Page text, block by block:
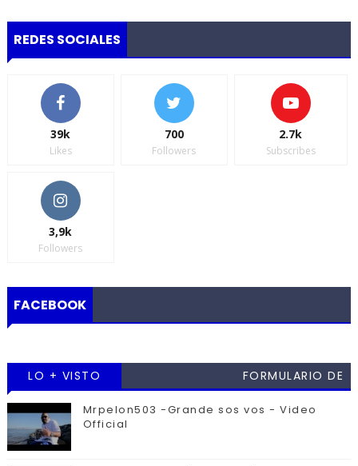
REDES SOCIALES
39k
Likes
700
Followers
2.7k
Subscribes
3,9k
Followers
FACEBOOK
LO + VISTO
FORMULARIO DE
Mrpelon503 -Grande sos vos - Video
Official